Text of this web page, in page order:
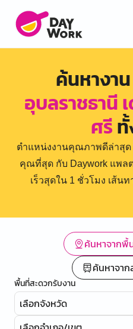
ค้นหางา
อุบลราชธานี
ศรี
ตำแหน่งงานคุณภาพดีล่าสุ
คุณที่สุด กับ Daywork แพล
เร็วสุดใน 1 ชั่วโมง เส้น
ค้นหาจากพื้
ค้นหาจา
พื้นที่สะดวกรับงาน
เลือกจังหวัด